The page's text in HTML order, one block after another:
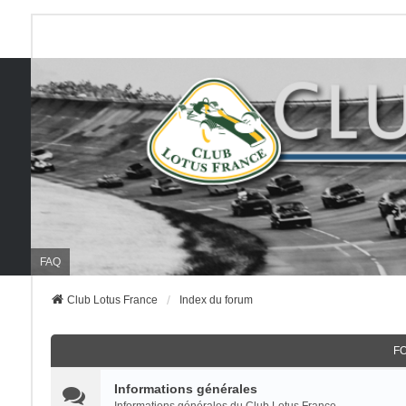
FAQ
Club Lotus France Index du forum
Informations générales